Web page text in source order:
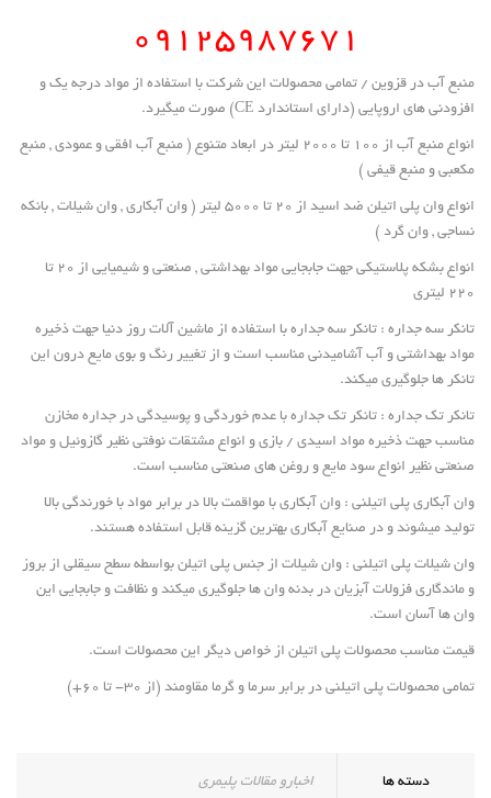
۰۹۱۲۵۹۸۷۶۷۱
منبع آب در قزوین / تمامی محصولات این شرکت با استفاده از مواد درجه یک و
افزودنی های اروپایی (دارای استاندارد CE) صورت میگیرد.
انواع منبع آب از ۱۰۰ تا ۲۰۰۰ لیتر در ابعاد متنوع ( منبع آب افقی و عمودی , منبع
مکعبی و منبع قیفی )
انواع وان پلی اتیلن ضد اسید از ۲۰ تا ۵۰۰۰ لیتر ( وان آبکاری , وان شیلات , بانکه
نساجی , وان گرد )
انواع بشکه پلاستیکی جهت جابجایی مواد بهداشتی , صنعتی و شیمیایی از ۲۰ تا
۲۲۰ لیتری
تانکر سه جداره : تانکر سه جداره با استفاده از ماشین آلات روز دنیا جهت ذخیره
مواد بهداشتی و آب آشامیدنی مناسب است و از تغییر رنگ و بوی مایع درون این
تانکر ها جلوگیری میکند.
تانکر تک جداره : تانکر تک جداره با عدم خوردگی و پوسیدگی در جداره مخازن
مناسب جهت ذخیره مواد اسیدی / بازی و انواع مشتقات نوفتی نظیر گازوئیل و مواد
صنعتی نظیر انواع سود مایع و روغن های صنعتی مناسب است.
وان آبکاری پلی اتیلنی : وان آبکاری با مواقمت بالا در برابر مواد با خورندگی بالا
تولید میشوند و در صنایع آبکاری بهترین گزینه قابل استفاده هستند.
وان شیلات پلی اتیلنی : وان شیلات از جنس پلی اتیلن بواسطه سطح سیقلی از بروز
و ماندگاری فزولات آبزیان در بدنه وان ها جلوگیری میکند و نظافت و جابجایی این
وان ها آسان است.
قیمت مناسب محصولات پلی اتیلن از خواص دیگر این محصولات است.
تمامی محصولات پلی اتیلنی در برابر سرما و گرما مقاومند (از ۳۰- تا ۶۰+)
دسته ها اخبارو مقالات پلیمری